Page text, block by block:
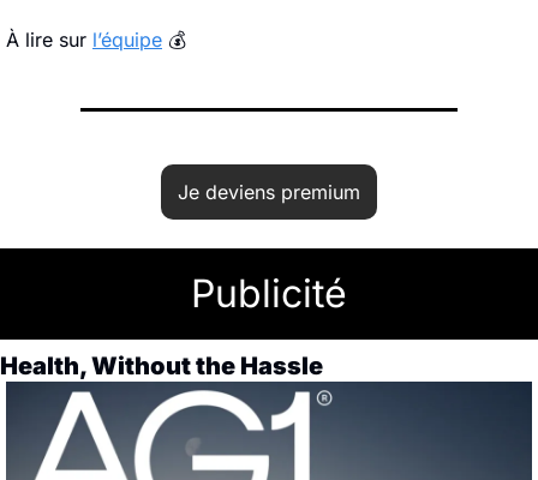
À lire sur l’équipe 💰
Je deviens premium
Publicité
Health, Without the Hassle